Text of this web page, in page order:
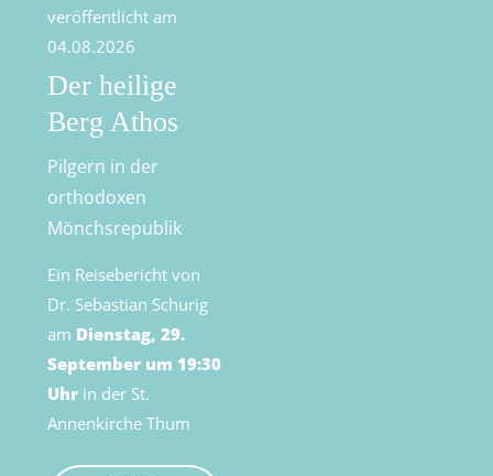
veröffentlicht am
04.08.2026
Der heilige
Berg Athos
Pilgern in der
orthodoxen
Mönchsrepublik
Ein Reisebericht von
Dr. Sebastian Schurig
am Dienstag, 29.
September um 19:30
Uhrin der St.
Annenkirche Thum